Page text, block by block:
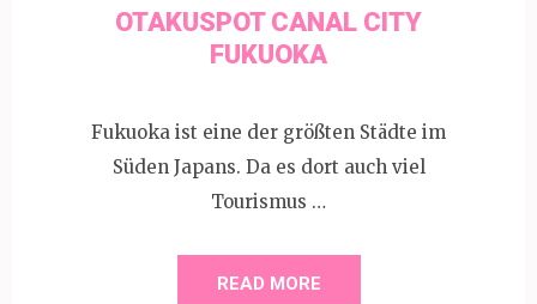
OTAKUSPOT CANAL CITY
FUKUOKA
Fukuoka ist eine der größten Städte im
Süden Japans. Da es dort auch viel
Tourismus …
READ MORE